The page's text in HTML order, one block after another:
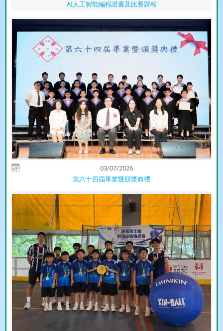
AI人工智能編程證書及比賽課程
03/07/2026
第六十四屆畢業暨頒獎典禮